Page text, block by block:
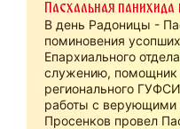
Пасхальная
В день Радоницы -
поминовения
Епархиального
служению, помощник
регионального
работы с верующими
Просенков провел